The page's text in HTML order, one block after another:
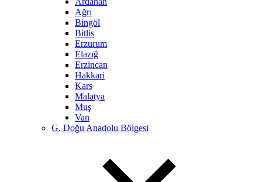
Ağrı
Bingöl
Bitlis
Erzurum
Elazığ
Erzincan
Hakkari
Kars
Malatya
Muş
Van
G. Doğu Anadolu Bölgesi